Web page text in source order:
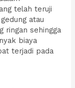
telah teruji
atau
ringan sehingga
biaya
terjadi pada